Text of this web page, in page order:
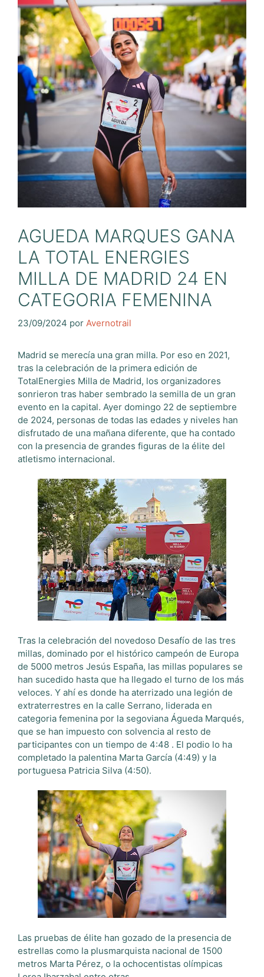
AGUEDA MARQUES GANA
LA TOTAL ENERGIES
MILLA DE MADRID 24 EN
CATEGORIA FEMENINA
23/09/2024 por Avernotrail
Madrid se merecía una gran milla. Por eso en 2021,
tras la celebración de la primera edición de
TotalEnergies Milla de Madrid, los organizadores
sonrieron tras haber sembrado la semilla de un gran
evento en la capital. Ayer domingo 22 de septiembre
de 2024, personas de todas las edades y niveles han
disfrutado de una mañana diferente, que ha contado
con la presencia de grandes figuras de la élite del
atletismo internacional.
Tras la celebración del novedoso Desafío de las tres
millas, dominado por el histórico campeón de Europa
de 5000 metros Jesús España, las millas populares se
han sucedido hasta que ha llegado el turno de los más
veloces. Y ahí es donde ha aterrizado una legión de
extraterrestres en la calle Serrano, liderada en
categoria femenina por la segoviana Águeda Marqués,
que se han impuesto con solvencia al resto de
participantes con un tiempo de 4:48 . El podio lo ha
completado la palentina Marta García (4:49) y la
portuguesa Patricia Silva (4:50).
Las pruebas de élite han gozado de la presencia de
estrellas como la plusmarquista nacional de 1500
metros Marta Pérez, o la ochocentistas olímpicas